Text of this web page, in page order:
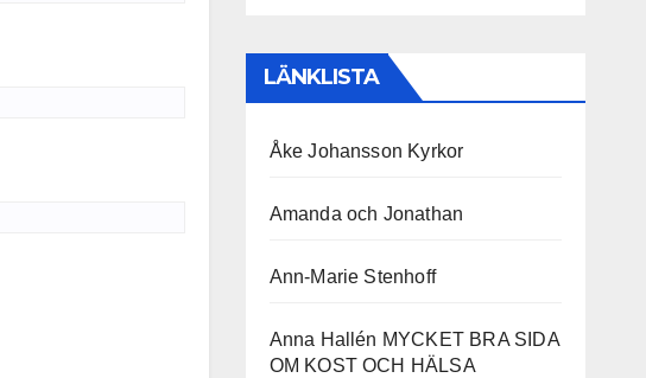
LÄNKLISTA
Åke Johansson Kyrkor
Amanda och Jonathan
Ann-Marie Stenhoff
Anna Hallén MYCKET BRA SIDA
OM KOST OCH HÄLSA